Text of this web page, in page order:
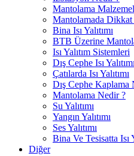
Mantolama
Mantolamada
Bina Isı Yalıtımı
BTB Üzerine
Isı Yalıtım Sistemleri
Dış Cephe Isı Yalıtımı
Çatılarda Isı Yalıtımı
Dış Cephe Kaplama
Mantolama Nedir ?
Su Yalıtımı
Yangın Yalıtımı
Ses Yalıtımı
Bina Ve Tesisatta Isı
Diğer